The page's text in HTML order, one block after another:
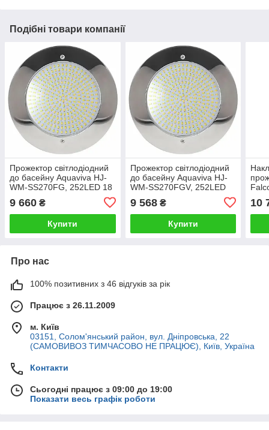
Подібні товари компанії
Прожектор світлодіодний
до басейну Aquaviva HJ-
WM-SS270FG, 252LED 18
9 660 ₴
Купити
Прожектор світлодіодний
до басейну Aquaviva HJ-
WM-SS270FGV, 252LED
9 568₴
Купити
10
Про нас
100% позитивних з 46 відгуків за рік
Працює з 26.11.2009
м. Київ
03151, Солом'янський район, вул. Дніпровська, 22
(САМОВИВОЗ ТИМЧАСОВО НЕ ПРАЦЮЄ), Київ, Україна
Контакти
Сьогодні працює з 09:00 до 19:00
Показати весь графік роботи